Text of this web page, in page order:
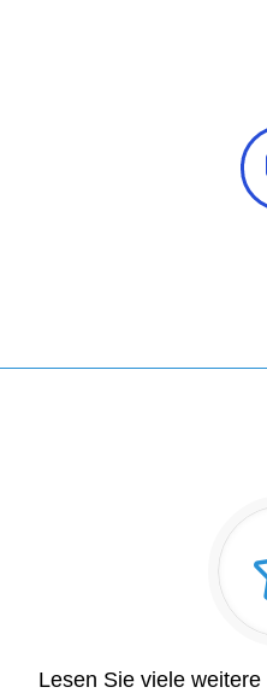
Lesen Sie viele weitere